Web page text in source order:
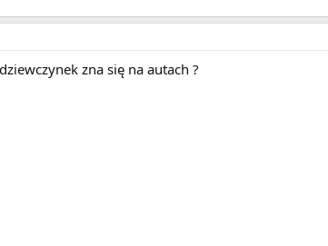
zna się na autach ?